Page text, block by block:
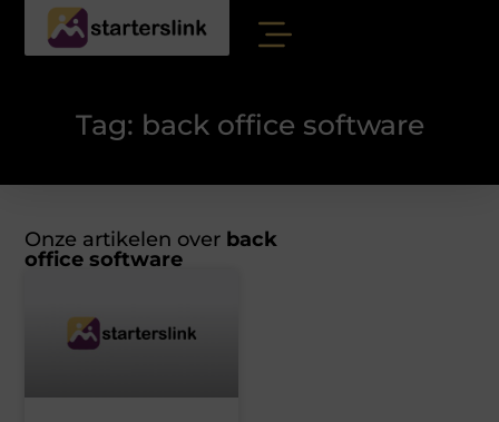
Tag: back office software
Onze artikelen over back
office software